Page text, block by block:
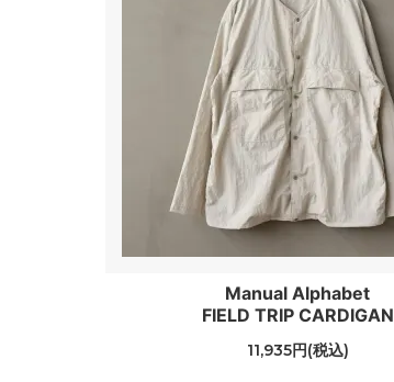
Manual Alphabet
FIELD TRIP CARDIGAN
11,935円(税込)